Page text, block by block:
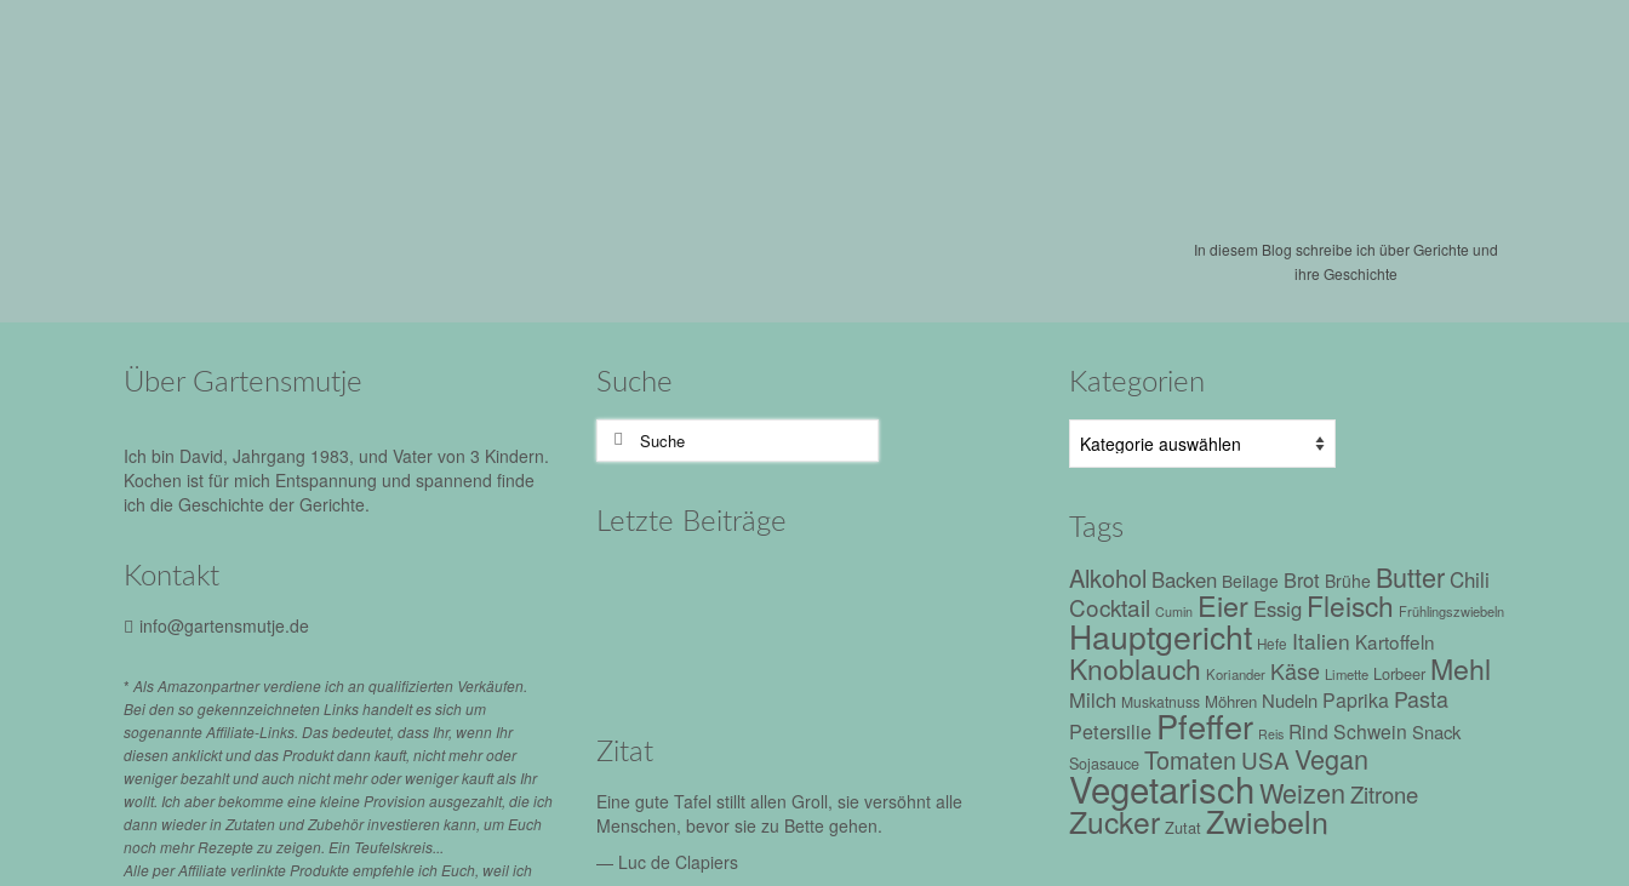
In diesem Blog schreibe ich über Gerichte und
ihre Geschichte
Über Gartensmutje
Ich bin David, Jahrgang 1983, und Vater von 3 Kindern.
Kochen ist für mich Entspannung und spannend finde
ich die Geschichte der Gerichte.
Kontakt
info@gartensmutje.de
* Als Amazonpartner verdiene ich an qualifizierten Verkäufen.
Bei den so gekennzeichneten Links handelt es sich um
sogenannte Affiliate-Links. Das bedeutet, dass Ihr, wenn Ihr
diesen anklickt und das Produkt dann kauft, nicht mehr oder
weniger bezahlt und auch nicht mehr oder weniger kauft als Ihr
wollt. Ich aber bekomme eine kleine Provision ausgezahlt, die ich
dann wieder in Zutaten und Zubehör investieren kann, um Euch
noch mehr Rezepte zu zeigen. Ein Teufelskreis...
Alle per Affiliate verlinkte Produkte empfehle ich Euch, weil ich
Suche
Suche
nach:
Letzte Beiträge
Zitat
Eine gute Tafel stillt allen Groll, sie versöhnt alle
Menschen, bevor sie zu Bette gehen.
— Luc de Clapiers
Kategorien
Tags
Alkohol Backen Beilage Brot Brühe Butter Chili
Cocktail Cumin Eier Essig Fleisch Frühlingszwiebeln
Hauptgericht Hefe Italien Kartoffeln
Knoblauch Koriander Käse Limette Lorbeer Mehl
Milch Muskatnuss Möhren Nudeln Paprika Pasta
Petersilie Pfeffer Reis Rind Schwein Snack
Sojasauce Tomaten USA Vegan
VegetarischWeizenZitrone
Zucker Zutat Zwiebeln